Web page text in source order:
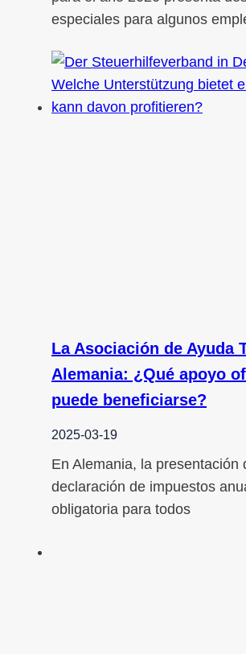
especiales para algunos
La Asociación de Ayuda
Alemania: ¿Qué apoyo
puede beneficiarse?
2025-03-19
En Alemania, la presentación
declaración de impuestos
obligatoria para todos